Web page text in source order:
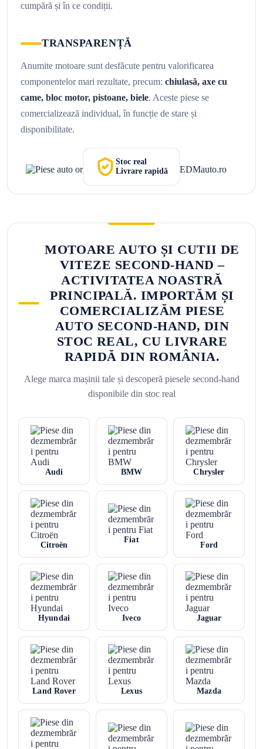
cumpără și în ce condiții.
TRANSPARENȚĂ
Anumite motoare sunt desfăcute pentru valorificarea
componentelor mari rezultate, precum: chiulasă, axe cu
came, bloc motor, pistoane, biele. Aceste piese se
comercializează individual, în funcție de stare și
disponibilitate.
Stoc real
Livrare rapidă
MOTOARE AUTO ȘI CUTII DE
VITEZE SECOND-HAND –
ACTIVITATEA NOASTRĂ
PRINCIPALĂ. IMPORTĂM ȘI
COMERCIALIZĂM PIESE
AUTO SECOND-HAND, DIN
STOC REAL, CU LIVRARE
RAPIDĂ DIN ROMÂNIA.
Alege marca mașinii tale și descoperă piesele second-hand
disponibile din stoc real
Audi BMW Chrysler
Citroën
Fiat
Ford
Hyundai Iveco Jaguar
Land Rover Lexus Mazda